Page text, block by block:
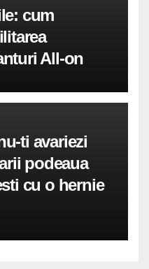
cum
All-on
ti avariezi
podeaua
cu o hernie